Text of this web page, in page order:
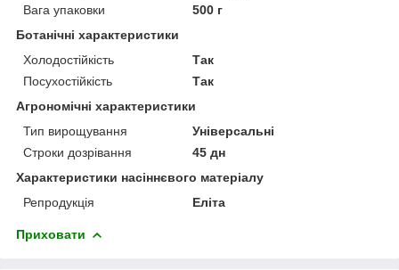
Вага упаковки
500 г
Ботанічні характеристики
Холодостійкість
Так
Посухостійкість
Так
Агрономічні характеристики
Тип вирощування
Універсальні
Строки дозрівання
45 дн
Характеристики насіннєвого матеріалу
Репродукція
Еліта
Приховати